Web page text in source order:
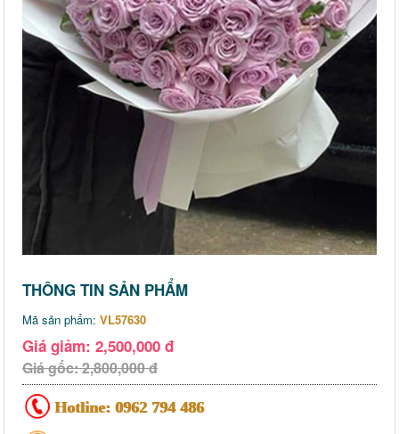
THÔNG TIN SẢN PHẨM
Mã sản phẩm: VL57630
Giá giảm: 2,500,000 đ
Giá gốc: 2,800,000 đ
Hotline: 0962 794 486